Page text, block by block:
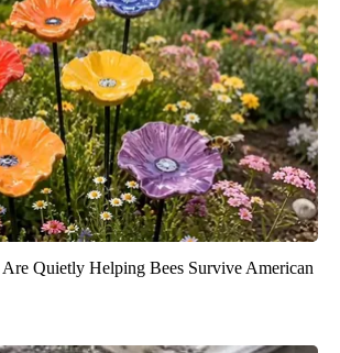
Quietly Helping Bees Survive American